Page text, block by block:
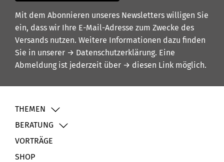
Mit dem Abonnieren unseres Newsletters willigen Sie
ein, dass wir Ihre E-Mail-Adresse zum Zwecke des
Versands nutzen. Weitere Informationen dazu finden
Sie in unserer → Datenschutzerklärung. Eine
Abmeldung ist jederzeit über → diesen Link möglich.
THEMEN
BERATUNG
VORTRÄGE
SHOP